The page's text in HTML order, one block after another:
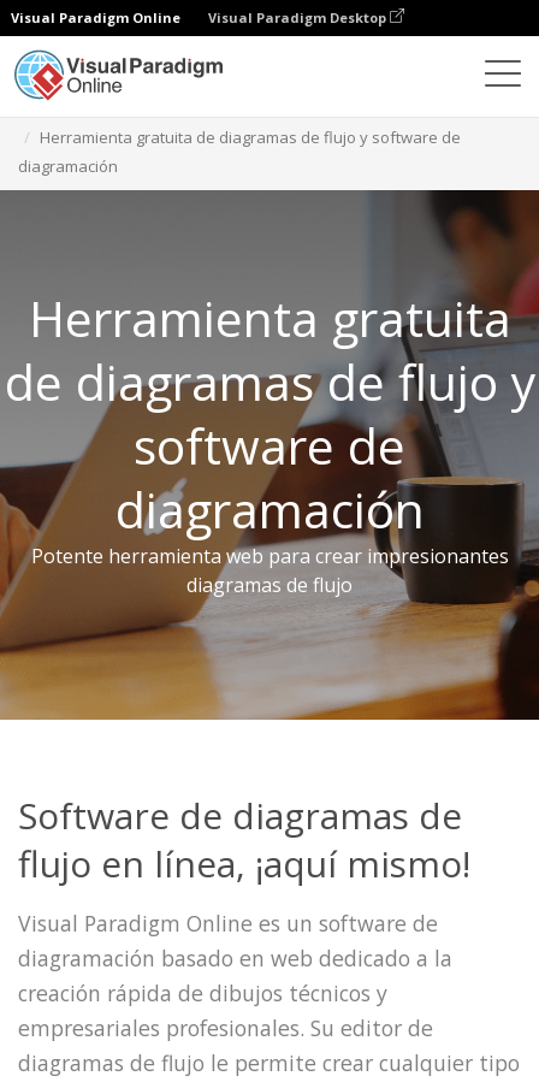
Visual Paradigm Online Visual Paradigm Desktop
Herramienta gratuita de diagramas de flujo y software de
diagramación
Herramienta gratuita
de diagramas de flujo y
software de
diagramación
Potente herramienta web para crear impresionantes
diagramas de flujo
Software de diagramas de
flujo en línea, ¡aquí mismo!
Visual Paradigm Online es un software de
diagramación basado en web dedicado a la
creación rápida de dibujos técnicos y
empresariales profesionales. Su editor de
diagramas de flujo le permite crear cualquier tipo